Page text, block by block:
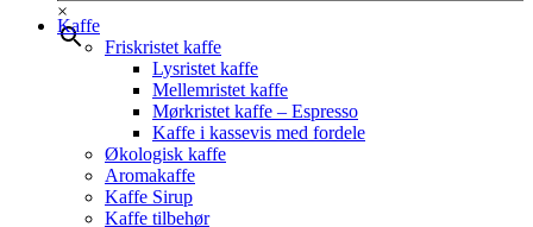
×
Kaffe
Friskristet kaffe
Lysristet kaffe
Mellemristet kaffe
Mørkristet kaffe – Espresso
Kaffe i kassevis med fordele
Økologisk kaffe
Aromakaffe
Kaffe Sirup
Kaffe tilbehør